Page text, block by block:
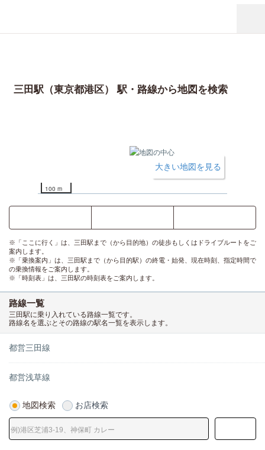
三田駅（東京都港区） 駅・路線から地図を検索
100 m
大きい地図を見る
※「ここに行く」は、三田駅まで（から目的地）の徒歩もしくはドライブルートをご
案内します。
※「乗換案内」は、三田駅まで（から目的駅）の終電・始発、現在時刻、指定時間で
の乗換情報をご案内します。
※「時刻表」は、三田駅の時刻表をご案内します。
路線一覧
三田駅に乗り入れている路線一覧です。
路線名を選ぶとその路線の駅名一覧を表示します。
都営三田線
都営浅草線
地図検索 お店検索